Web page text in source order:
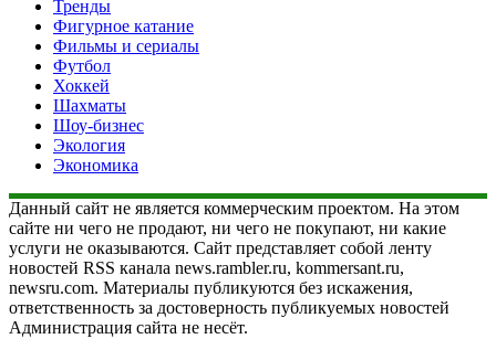
Тренды
Фигурное катание
Фильмы и сериалы
Футбол
Хоккей
Шахматы
Шоу-бизнес
Экология
Экономика
Данный сайт не является коммерческим проектом. На этом
сайте ни чего не продают, ни чего не покупают, ни какие
услуги не оказываются. Сайт представляет собой ленту
новостей RSS канала news.rambler.ru, kommersant.ru,
newsru.com. Материалы публикуются без искажения,
ответственность за достоверность публикуемых новостей
Администрация сайта не несёт.